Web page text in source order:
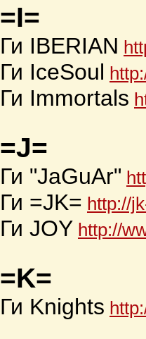
=I=
Ги IBERIAN
Ги IceSoul
Ги Immortals
=J=
Ги "JaGuAr"
Ги =JK= http://
Ги JOY http://
=K=
Ги Knights